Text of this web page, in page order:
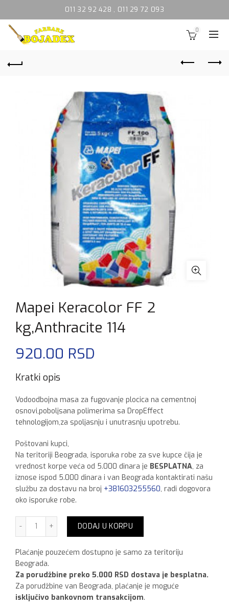
011 32 92 428 , 011 29 72 093
0
Mapei Keracolor FF 2
kg,Anthracite 114
920.00 RSD
Kratki opis
Vodoodbojna masa za fugovanje plocica na cementnoj
osnovi,poboljsana polimerima sa DropEffect
tehnologijom,za spoljasnju i unutrasnju upotrebu.
Poštovani kupci,
Na teritoriji Beograda, isporuka robe za sve kupce čija je
vrednost korpe veća od 5.000 dinara je BESPLATNA, za
iznose ispod 5.000 dinara i van Beograda kontaktirati našu
službu za dostavu na broj +381603255560, radi dogovora
oko isporuke robe.
Mapei Keracolor FF 2 kg,Anthracite 114 količina
DODAJ U KORPU
Plaćanje pouzećem dostupno je samo za teritoriju
Beograda.
Za porudžbine preko 5.000 RSD dostava je besplatna.
Za porudžbine van Beograda, plaćanje je moguće
isključivo bankovnom transakcijom.